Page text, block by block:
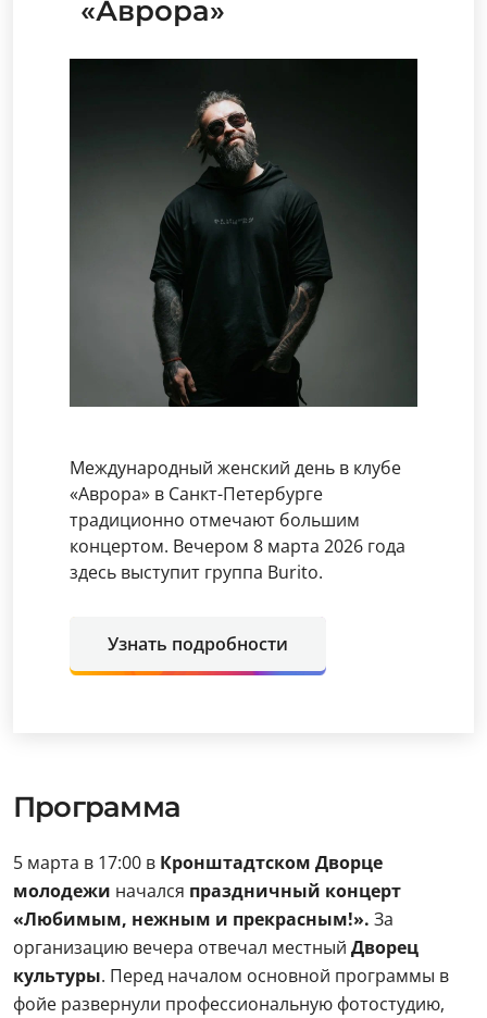
«Аврора»
Международный женский день в клубе
«Аврора» в Санкт-Петербурге
традиционно отмечают большим
концертом. Вечером 8 марта 2026 года
здесь выступит группа Burito.
Узнать подробности
Программа
5 марта в 17:00 в Кронштадтском Дворце
молодежи начался праздничный концерт
«Любимым, нежным и прекрасным!». За
организацию вечера отвечал местный Дворец
культуры. Перед началом основной программы в
фойе развернули профессиональную фотостудию,